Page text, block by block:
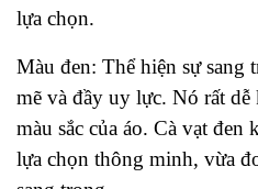
lựa chọn.
Màu đen: Thể hiện sự sang
mẽ và đầy uy lực. Nó rất
màu sắc của áo. Cà vạt đen
lựa chọn thông minh, vừa